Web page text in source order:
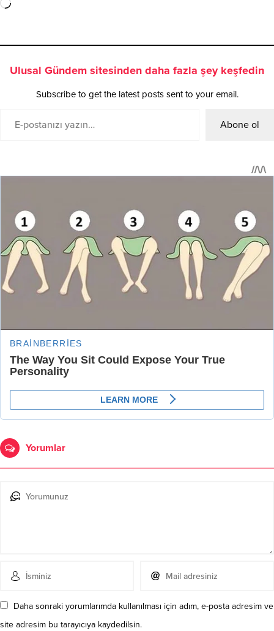
Ulusal Gündem sitesinden daha fazla şey keşfedin
Subscribe to get the latest posts sent to your email.
Abone ol
Yorumlar
Daha sonraki yorumlarımda kullanılması için adım, e-posta adresim ve
site adresim bu tarayıcıya kaydedilsin.